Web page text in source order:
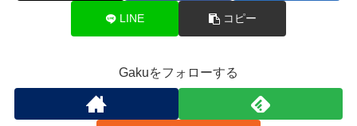
LINE コピー
Gakuをフォローする